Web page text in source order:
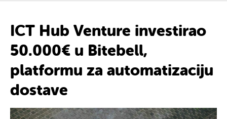
ICT Hub Venture investirao
50.000€ u Bitebell,
platformu za automatizaciju
dostave